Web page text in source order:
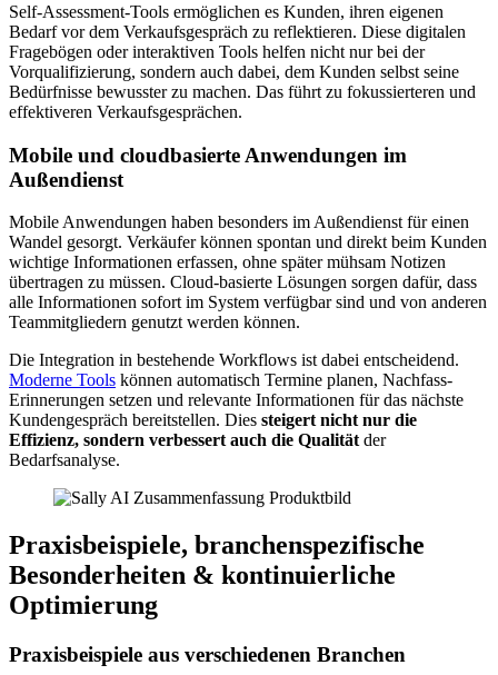
Self-Assessment-Tools ermöglichen es Kunden, ihren eigenen
Bedarf vor dem Verkaufsgespräch zu reflektieren. Diese digitalen
Fragebögen oder interaktiven Tools helfen nicht nur bei der
Vorqualifizierung, sondern auch dabei, dem Kunden selbst seine
Bedürfnisse bewusster zu machen. Das führt zu fokussierteren und
effektiveren Verkaufsgesprächen.
Mobile und cloudbasierte Anwendungen im
Außendienst
Mobile Anwendungen haben besonders im Außendienst für einen
Wandel gesorgt. Verkäufer können spontan und direkt beim Kunden
wichtige Informationen erfassen, ohne später mühsam Notizen
übertragen zu müssen. Cloud-basierte Lösungen sorgen dafür, dass
alle Informationen sofort im System verfügbar sind und von anderen
Teammitgliedern genutzt werden können.
Die Integration in bestehende Workflows ist dabei entscheidend.
Moderne Tools können automatisch Termine planen, Nachfass-
Erinnerungen setzen und relevante Informationen für das nächste
Kundengespräch bereitstellen. Dies steigert nicht nur die
Effizienz, sondern verbessert auch die Qualität der
Bedarfsanalyse.
Praxisbeispiele, branchenspezifische
Besonderheiten & kontinuierliche
Optimierung
Praxisbeispiele aus verschiedenen Branchen